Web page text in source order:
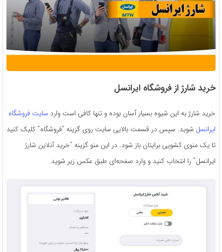
خرید شارژ از فروشگاه ایرانسل
خرید شارژ به این شیوه بسیار آسان بوده و تنها کافی است وارد سایت فروشگاه
ایرانسل شوید. سپس در قسمت بالایی سایت روی گزینه “فروشگاه” کلیک کنید
تا یک منوی کشویی برایتان باز شود. در این منو گزینه “خرید آنلاین شارژ
ایرانسل” را انتخاب کنید و وارد صفحه‌ای طبق عکس زیر شوید.